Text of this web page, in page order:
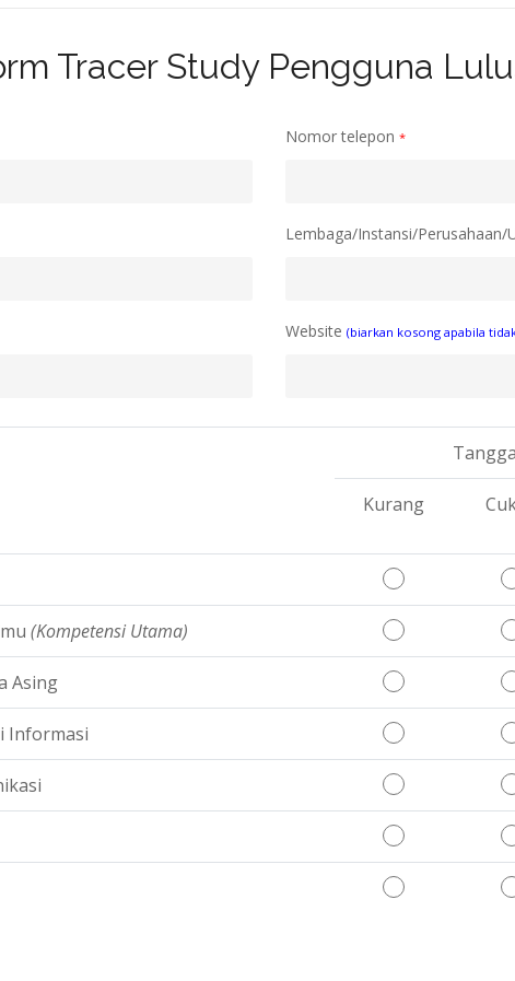
Tracer Study Pengguna
Nomor telepon *
Lembaga/Instansi/Perusahaan/
Website (biarkan kosong apabila
Kurang
(Kompetensi Utama)
Asing
Informasi